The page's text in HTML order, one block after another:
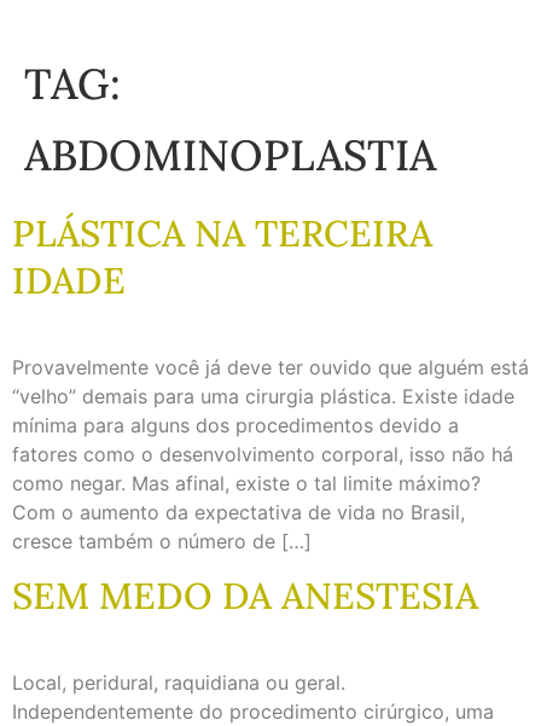
TAG:
ABDOMINOPLASTIA
PLÁSTICA NA TERCEIRA
IDADE
Provavelmente você já deve ter ouvido que alguém está
“velho” demais para uma cirurgia plástica. Existe idade
mínima para alguns dos procedimentos devido a
fatores como o desenvolvimento corporal, isso não há
como negar. Mas afinal, existe o tal limite máximo?
Com o aumento da expectativa de vida no Brasil,
cresce também o número de […]
SEM MEDO DA ANESTESIA
Local, peridural, raquidiana ou geral.
Independentemente do procedimento cirúrgico, uma